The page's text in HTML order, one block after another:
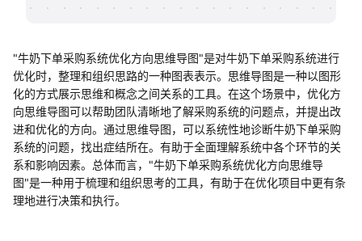
"牛奶下单采购系统优化方向思维导图"是对牛奶下单采购系统进行
优化时，整理和组织思路的一种图表表示。思维导图是一种以图形
化的方式展示思维和概念之间关系的工具。在这个场景中，优化方
向思维导图可以帮助团队清晰地了解采购系统的问题点，并提出改
进和优化的方向。通过思维导图，可以系统性地诊断牛奶下单采购
系统的问题，找出症结所在。有助于全面理解系统中各个环节的关
系和影响因素。总体而言，"牛奶下单采购系统优化方向思维导
图"是一种用于梳理和组织思考的工具，有助于在优化项目中更有条
理地进行决策和执行。